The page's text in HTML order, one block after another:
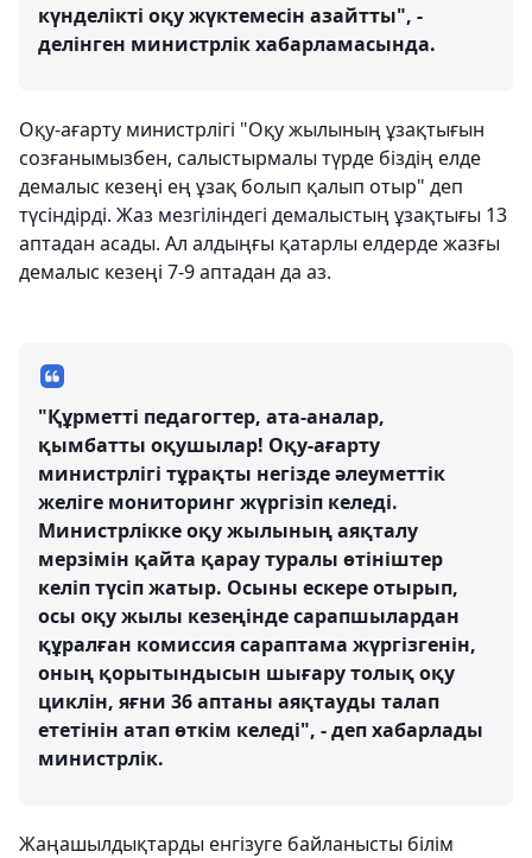
күнделікті оқу жүктемесін азайтты", -
делінген министрлік хабарламасында.
Оқу-ағарту министрлігі "Оқу жылының ұзақтығын
созғанымызбен, салыстырмалы түрде біздің елде
демалыс кезеңі ең ұзақ болып қалып отыр" деп
түсіндірді. Жаз мезгіліндегі демалыстың ұзақтығы 13
аптадан асады. Ал алдыңғы қатарлы елдерде жазғы
демалыс кезеңі 7-9 аптадан да аз.
"Құрметті педагогтер, ата-аналар,
қымбатты оқушылар! Оқу-ағарту
министрлігі тұрақты негізде әлеуметтік
желіге мониторинг жүргізіп келеді.
Министрлікке оқу жылының аяқталу
мерзімін қайта қарау туралы өтініштер
келіп түсіп жатыр. Осыны ескере отырып,
осы оқу жылы кезеңінде сарапшылардан
құралған комиссия сараптама жүргізгенін,
оның қорытындысын шығару толық оқу
циклін, яғни 36 аптаны аяқтауды талап
ететінін атап өткім келеді", - деп хабарлады
министрлік.
Жаңашылдықтарды енгізуге байланысты білім